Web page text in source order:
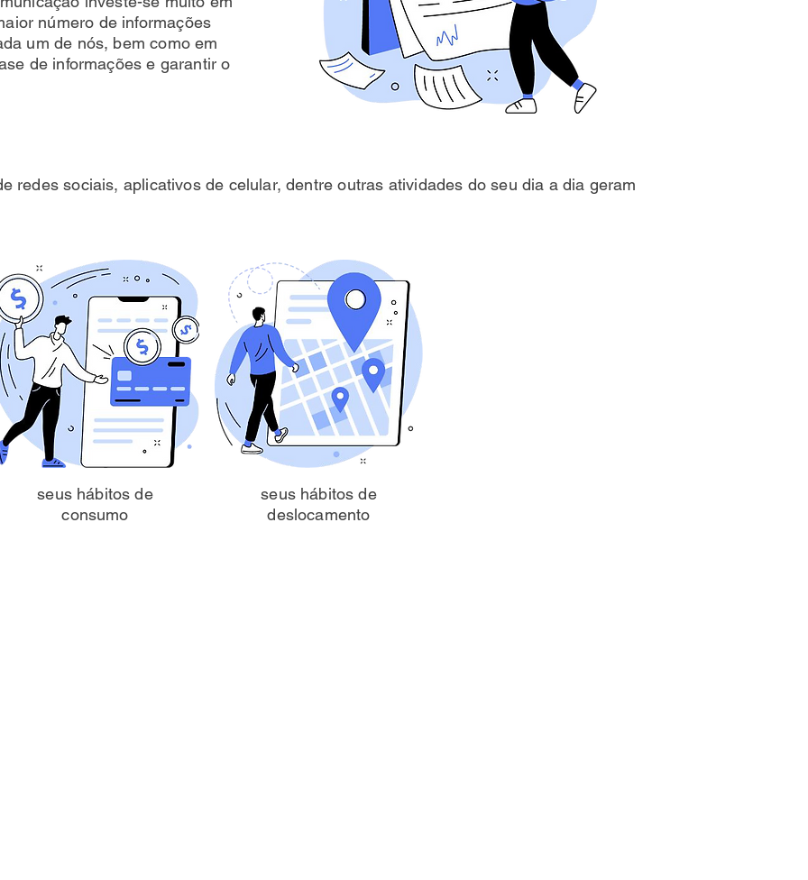
número de informações
um de nós, bem como em
de informações e garantir o
redes sociais, aplicativos de celular, dentre outras atividades do seu dia a dia geram
seus hábitos de
consumo
seus hábitos de
deslocamento